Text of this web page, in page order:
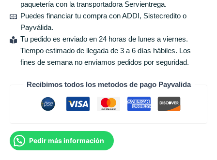
paquetería con la transportadora Servientrega.
Puedes financiar tu compra con ADDI, Sistecredito o
Payválida.
Tu pedido es enviado en 24 horas de lunes a viernes.
Tiempo estimado de llegada de 3 a 6 días hábiles. Los
fines de semana no enviamos pedidos por seguridad.
Recibimos todos los metodos de pago Payvalida
Pedir más información